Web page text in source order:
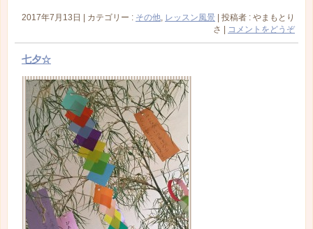
2017年7月13日 カテゴリー : その他, レッスン風景
投稿者 : やまもとり
さ
コメントをどうぞ
七夕☆